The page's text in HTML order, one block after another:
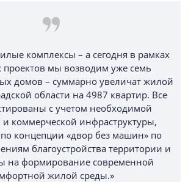
комплексы – а сегодня в рамках
проектов мы возводим уже семь
домов – суммарно увеличат жилой
области на 4987 квартир. Все
с учетом необходимой
коммерческой инфраструктуры,
по концепции «двор без машин» по
благоустройства территории и
на формирование современной
жилой среды.»